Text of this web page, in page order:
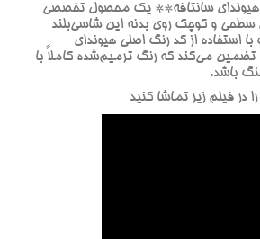
سانتافه** يک محصول تخصصي
سطحي و کوچک روي بدنه اين شاسي‌بلند
استفاده از کد رنگ اصلي هيونداي
تضمين مي‌کند که رنگ ترميم‌شده کاملاً با
باشد.
در فيلم زير تماشا کنيد